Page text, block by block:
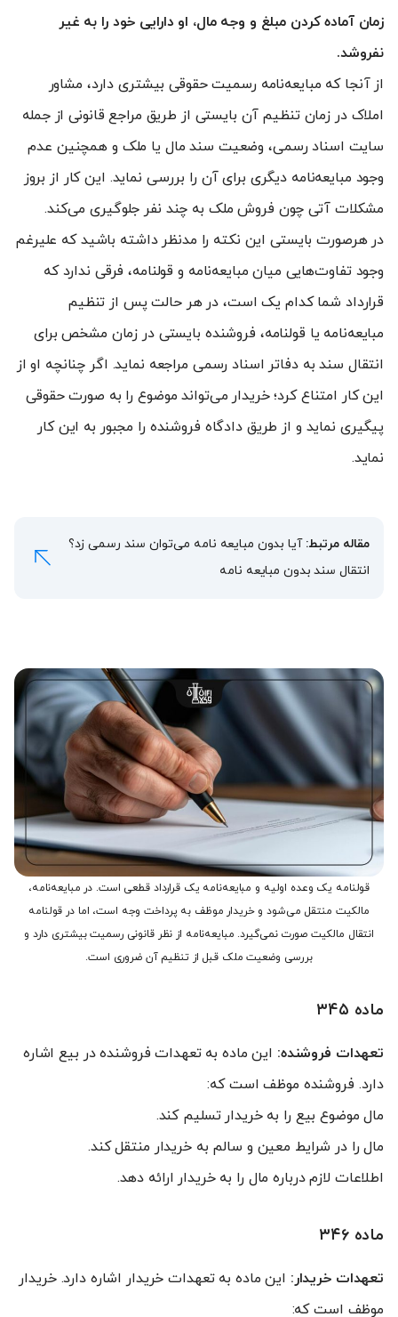
زمان آماده کردن مبلغ و وجه مال، او دارایی خود را به غیر
نفروشد.
از آنجا که مبایعه‌نامه رسمیت حقوقی بیشتری دارد، مشاور
املاک در زمان تنظیم آن بایستی از طریق مراجع قانونی از ‌جمله
سایت اسناد رسمی، وضعیت سند مال یا ملک و همچنین عدم
وجود مبایعه‌نامه دیگری برای آن را بررسی نماید. این کار از بروز
مشکلات آتی چون فروش ملک به چند نفر جلوگیری می‌کند.
در هرصورت بایستی این نکته را مدنظر داشته باشید که علیرغم
وجود تفاوت‌هایی میان مبایعه‌نامه و قولنامه، فرقی ندارد که
قرارداد شما کدام یک است، در هر حالت پس از تنظیم
مبایعه‌نامه یا قولنامه، فروشنده بایستی در زمان مشخص برای
انتقال سند به دفاتر اسناد رسمی مراجعه نماید. اگر چنانچه او از
این کار امتناع کرد؛ خریدار می‌تواند موضوع را به صورت حقوقی
پیگیری نماید و از طریق دادگاه فروشنده را مجبور به این کار
نماید.
مقاله مرتبط:آیا بدون مبایعه نامه می‌توان سند رسمی زد؟
انتقال سند بدون مبایعه نامه
قولنامه یک وعده اولیه و مبایعه‌نامه یک قرارداد قطعی است. در مبایعه‌نامه،
مالکیت منتقل می‌شود و خریدار موظف به پرداخت وجه است، اما در قولنامه
انتقال مالکیت صورت نمی‌گیرد. مبایعه‌نامه از نظر قانونی رسمیت بیشتری دارد و
بررسی وضعیت ملک قبل از تنظیم آن ضروری است.
ماده ۳۴۵
تعهدات فروشنده: این ماده به تعهدات فروشنده در بیع اشاره
دارد. فروشنده موظف است که:
مال موضوع بیع را به خریدار تسلیم کند.
مال را در شرایط معین و سالم به خریدار منتقل کند.
اطلاعات لازم درباره مال را به خریدار ارائه دهد.
ماده ۳۴۶
تعهدات خریدار: این ماده به تعهدات خریدار اشاره دارد. خریدار
موظف است که: